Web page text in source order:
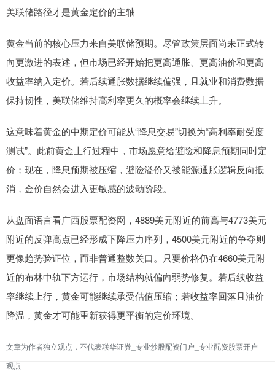
美联储路径才是黄金定价的主轴
黄金当前的核心压力来自美联储预期。尽管政策层面尚未正式转
向更激进的表述，但市场已经开始把更高通胀、更高油价和更高
收益率纳入定价。若后续通胀数据继续偏强，且就业和消费数据
保持韧性，美联储维持高利率更久的概率会继续上升。
这意味着黄金的中期定价可能从“降息交易”切换为“高利率耐受度
测试”。此前黄金上行过程中，市场愿意给避险和降息预期同时定
价；现在，降息预期被压缩，避险溢价又被能源通胀逻辑反向抵
消，金价自然会进入更敏感的波动阶段。
从盘面语言看广西股票配资网，4889美元附近的前高与4773美元
附近的反弹高点已经形成下降压力序列，4500美元附近的争夺则
更像趋势验证位，而非普通整数关口。只要价格仍在4660美元附
近的布林中轨下方运行，市场结构就偏向弱势修复。若后续收益
率继续上行，黄金可能继续承受估值压缩；若收益率回落且油价
降温，黄金才可能重新获得更平衡的定价环境。
文章为作者独立观点，不代表联华证券_专业炒股配资门户_专业配资股票开户
观点